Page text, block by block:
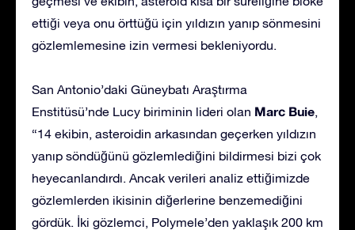
ettiği veya onu örttüğü için yıldızın yanıp sönmesini
gözlemlemesine izin vermesi bekleniyordu.
San Antonio’daki Güneybatı Araştırma
Enstitüsü’nde Lucy biriminin lideri olan Marc Buie,
“14 ekibin, asteroidin arkasından geçerken yıldızın
yanıp söndüğünü gözlemlediğini bildirmesi bizi çok
heyecanlandırdı. Ancak verileri analiz ettiğimizde
gözlemlerden ikisinin diğerlerine benzemediğini
gördük. İki gözlemci, Polymele’den yaklaşık 200 km